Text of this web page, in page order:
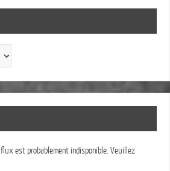
est probablement indisponible. Veuillez